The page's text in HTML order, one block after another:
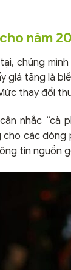
năm
chúng
giá tăng là
thay đổi
nhắc “cà
cho các dòng
tin nguồn